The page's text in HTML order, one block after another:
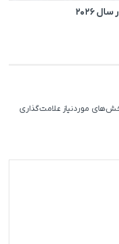
۲۰۲۶
موردنیاز علامت‌گذاری